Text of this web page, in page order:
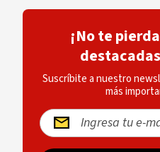
¡No te
Suscríbite a nuestro
más